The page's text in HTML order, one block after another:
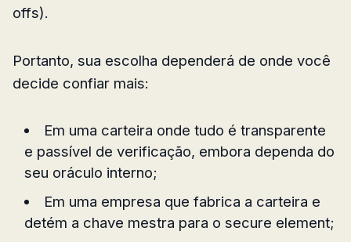
offs).
Portanto, sua escolha dependerá de onde você
decide confiar mais:
Em uma carteira onde tudo é transparente
e passível de verificação, embora dependa do
seu oráculo interno;
Em uma empresa que fabrica a carteira e
detém a chave mestra para o secure element;